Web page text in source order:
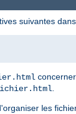
suivantes
.
les